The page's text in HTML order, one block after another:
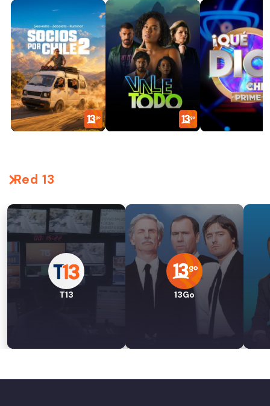
Red 13
T13 13Go